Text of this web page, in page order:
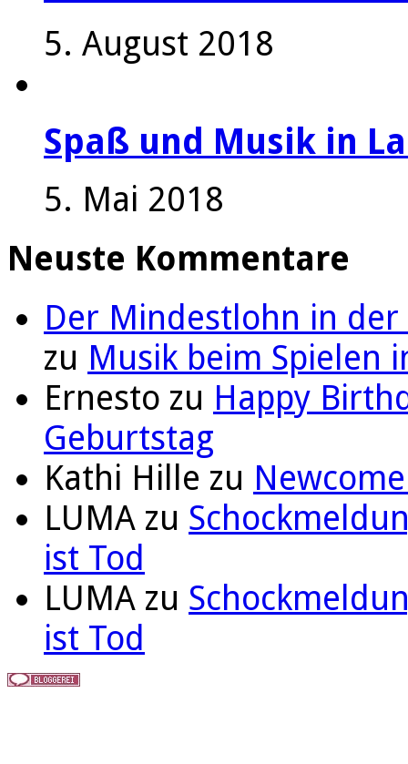
5. August 2018
Spaß und Musik in
5. Mai 2018
Neuste Kommentare
Der Mindestlohn in der
zu Musik beim Spielen
Ernesto zu Happy
Geburtstag
Kathi Hille zu
LUMA zu
ist Tod
LUMA zu
ist Tod